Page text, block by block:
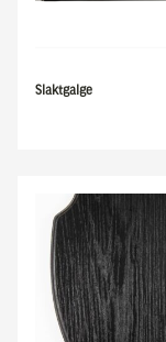
Slaktgalge